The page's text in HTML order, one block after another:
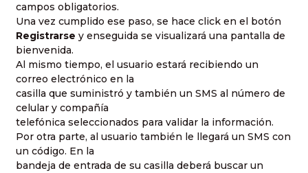
campos obligatorios.
Una vez cumplido ese paso, se hace click en el botón
Registrarse y enseguida se visualizará una pantalla de
bienvenida.
Al mismo tiempo, el usuario estará recibiendo un
correo electrónico en la
casilla que suministró y también un SMS al número de
celular y compañía
telefónica seleccionados para validar la información.
Por otra parte, al usuario también le llegará un SMS con
un código. En la
bandeja de entrada de su casilla deberá buscar un